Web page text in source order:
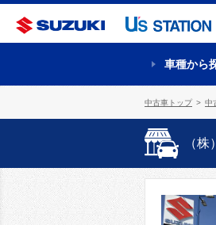
車種から
中古車トップ 中
（